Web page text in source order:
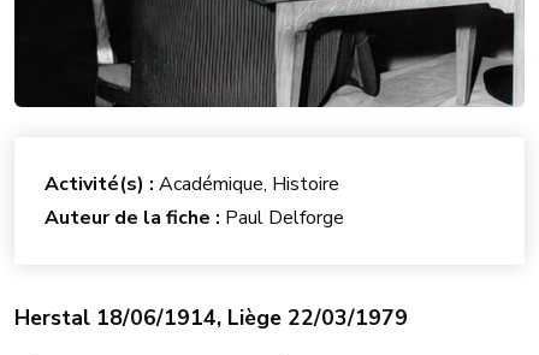
Herstal 18/06/1914, Liège 22/03/1979
Activité(s) : Académique, Histoire
Auteur de la fiche : Paul Delforge